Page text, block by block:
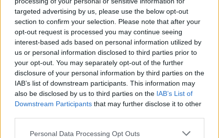
targeted advertising by us, please use the below opt-out
section to confirm your selection. Please note that after your
opt-out request is processed you may continue seeing
interest-based ads based on personal information utilized by
us or personal information disclosed to third parties prior to
your opt-out. You may separately opt-out of the further
disclosure of your personal information by third parties on the
IAB’s list of downstream participants. This information may
also be disclosed by us to third parties on the IAB’s List of
Downstream Participants that may further disclose it to other
Please note that this website/app uses one or more Google
Personal Data Processing Opt Outs